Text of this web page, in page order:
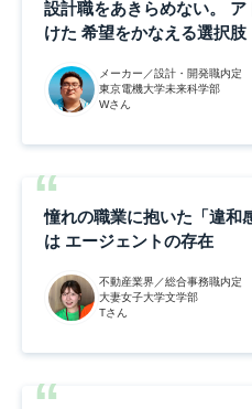
設計職をあきらめない。
けた 希望をかなえる選択肢
メーカー／設計・開発職内定
東京電機大学未来科学部
Wさん
憧れの職業に抱いた「違和
は エージェントの存在
不動産業界／総合事務職内定
大妻女子大学文学部
Tさん